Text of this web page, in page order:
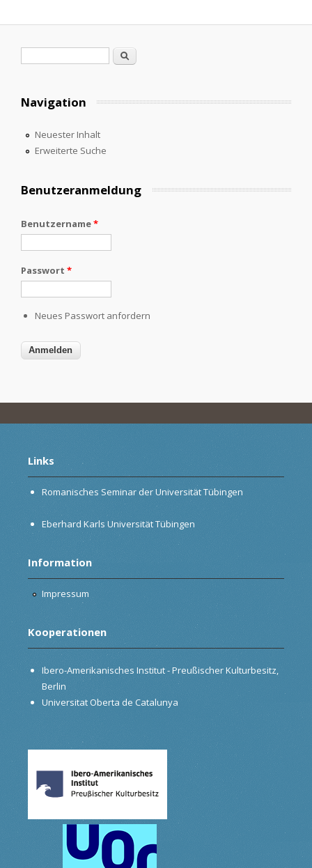
Suche
Navigation
Neuester Inhalt
Erweiterte Suche
Benutzeranmeldung
Benutzername*
Passwort *
Neues Passwort anfordern
Links
Romanisches Seminar der Universität Tübingen
Eberhard Karls Universität Tübingen
Information
Impressum
Kooperationen
Ibero-Amerikanisches Institut - Preußischer Kulturbesitz,
Berlin
Universitat Oberta de Catalunya